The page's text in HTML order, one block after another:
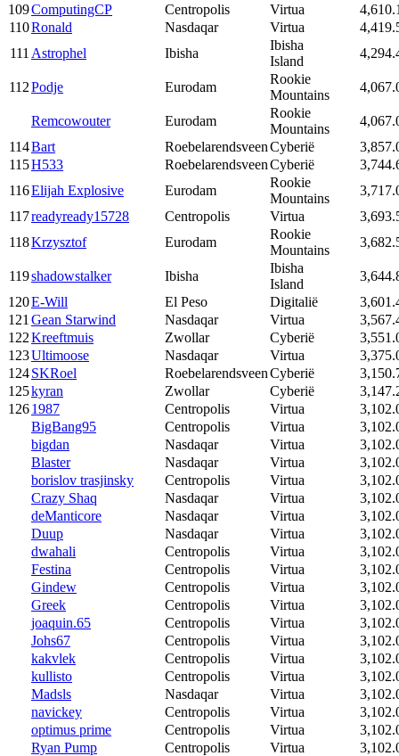
109ComputingCP Centropolis Virtua
110Ronald Nasdaqar Virtua
111 Astrophel Ibisha
Ibisha
Island
112Podje Eurodam
Rookie
Mountains
Remcowouter Eurodam
Rookie
Mountains
114Bart RoebelarendsveenCyberië
115H533 RoebelarendsveenCyberië
116Elijah Explosive Eurodam
Rookie
Mountains
117readyready15728 Centropolis Virtua
118Krzysztof Eurodam
Rookie
Mountains
119shadowstalker Ibisha
Ibisha
Island
120E-Will El Peso Digitalië
121 Gean Starwind Nasdaqar Virtua
122Kreeftmuis Zwollar Cyberië
123Ultimoose Nasdaqar Virtua
124SKRoel RoebelarendsveenCyberië
125kyran Zwollar Cyberië
1261987 Centropolis Virtua
BigBang95
Centropolis Virtua
bigdan
Nasdaqar Virtua
Blaster
Nasdaqar Virtua
borislov trasjinsky
Centropolis Virtua
Crazy Shaq
Nasdaqar Virtua
deManticore
Nasdaqar Virtua
Duup
Nasdaqar Virtua
dwahali
Centropolis Virtua
Festina
Centropolis Virtua
Gindew
Centropolis Virtua
Greek
Centropolis Virtua
joaquin.65
Centropolis Virtua
Johs67
Centropolis Virtua
kakvlek
Centropolis Virtua
kullisto
Centropolis Virtua
Madsls
Nasdaqar Virtua
navickey
Centropolis Virtua
optimus prime
Centropolis Virtua
Ryan Pump
Centropolis Virtua